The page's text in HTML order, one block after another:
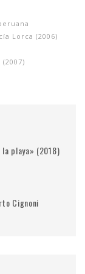
Lorca (2006)
playa» (2018)
Cignoni